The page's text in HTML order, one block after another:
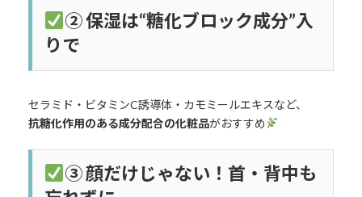
② 保湿は“糖化ブロック成分”入
りで
セラミド・ビタミンC誘導体・カモミールエキスなど、
抗糖化作用のある成分配合の化粧品がおすすめ
③ 顔だけじゃない！首・背中も